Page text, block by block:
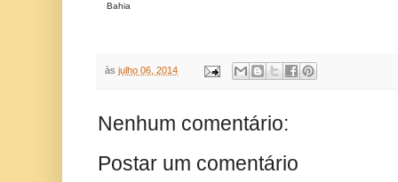
Bahia
às julho 06, 2014
Nenhum comentário:
Postar um comentário